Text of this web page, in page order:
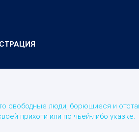
свободные люди, борющиеся и
прихоти или по чьей-либо указке.